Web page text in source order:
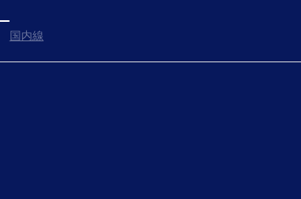
出発までゆっくり過ごす
国内線